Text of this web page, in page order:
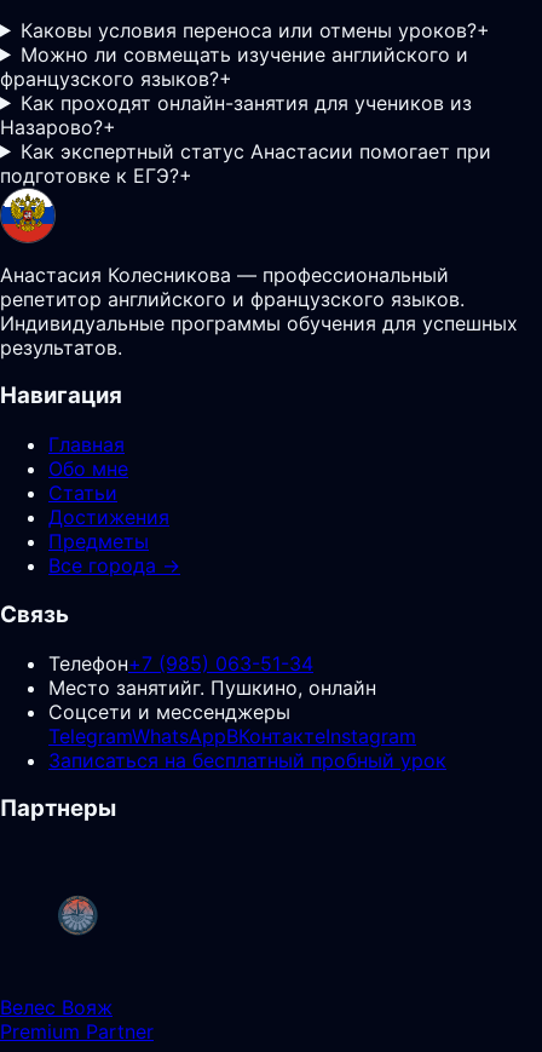
Каковы условия переноса или отмены уроков?+
Можно ли совмещать изучение английского и
французского языков?+
Как проходят онлайн-занятия для учеников из
Назарово?+
Как экспертный статус Анастасии помогает при
подготовке к ЕГЭ?+
Анастасия Колесникова — профессиональный
репетитор английского и французского языков.
Индивидуальные программы обучения для успешных
результатов.
Навигация
Главная
Обо мне
Статьи
Достижения
Предметы
Все города →
Связь
Телефон+7 (985) 063-51-34
Место занятийг. Пушкино, онлайн
Соцсети и мессенджеры
TelegramWhatsAppВКонтактеInstagram
Записаться на бесплатный пробный урок
Партнеры
Велес Вояж
Premium Partner